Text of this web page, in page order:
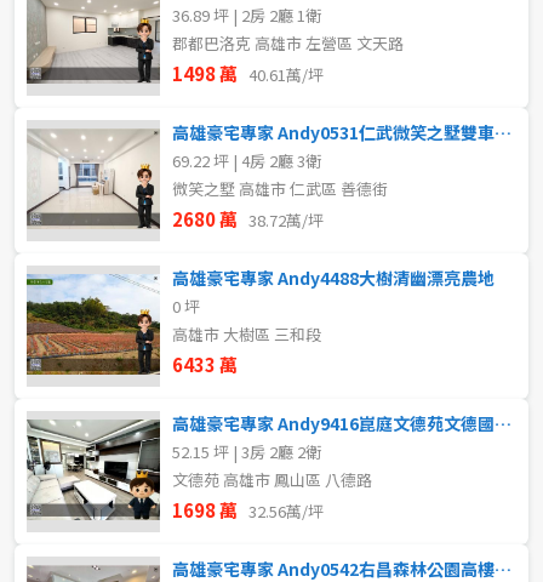
36.89 坪 | 2房 2廳 1衛
郡都巴洛克 高雄市 左營區 文天路
1498 萬 40.61萬/坪
高雄豪宅專家 Andy0531仁武微笑之墅雙車電梯透天
69.22 坪 | 4房 2廳 3衛
微笑之墅 高雄市 仁武區 善德街
2680 萬 38.72萬/坪
高雄豪宅專家 Andy4488大樹清幽漂亮農地
0 坪
高雄市 大樹區 三和段
6433 萬
高雄豪宅專家 Andy9416崑庭文德苑文德國小精裝3房平車
52.15 坪 | 3房 2廳 2衛
文德苑 高雄市 鳳山區 八德路
1698 萬 32.56萬/坪
高雄豪宅專家 Andy0542右昌森林公園高樓超美三房車位